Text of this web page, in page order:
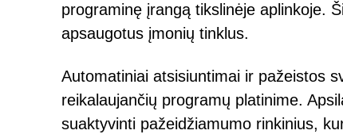
programinę įrangą tikslinėje aplinkoje.
apsaugotus įmonių tinklus.
Automatiniai atsisiuntimai ir pažeistos
reikalaujančių programų platinime.
suaktyvinti pažeidžiamumo rinkinius,